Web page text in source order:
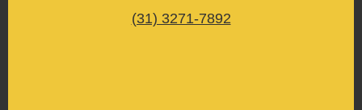
(31) 3271-7892